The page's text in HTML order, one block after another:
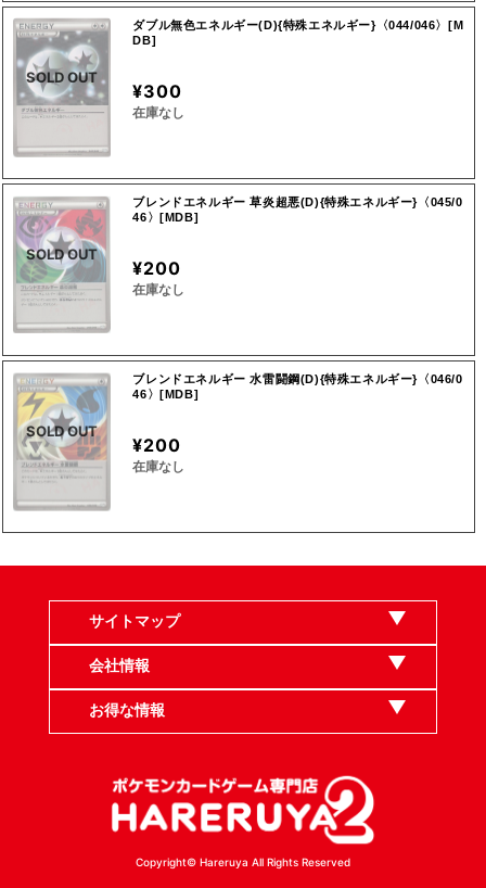
SOLD OUT
ダブル無色エネルギー(D){特殊エネルギー}〈044/046〉[M
DB]
¥300
在庫なし
SOLD OUT
ブレンドエネルギー 草炎超悪(D){特殊エネルギー}〈045/0
46〉[MDB]
¥200
在庫なし
SOLD OUT
ブレンドエネルギー 水雷闘鋼(D){特殊エネルギー}〈046/0
46〉[MDB]
¥200
在庫なし
サイトマップ
会社情報
お得な情報
Copyright© Hareruya All Rights Reserved